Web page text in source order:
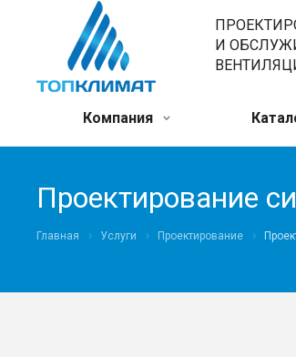
И
Компания
Проектирование
Главная Услуги Проектирование